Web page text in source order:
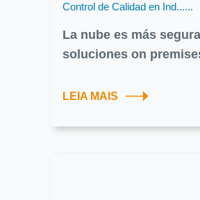
Control de Calidad en Ind......
La nube es más
soluciones on
LEIA MAIS